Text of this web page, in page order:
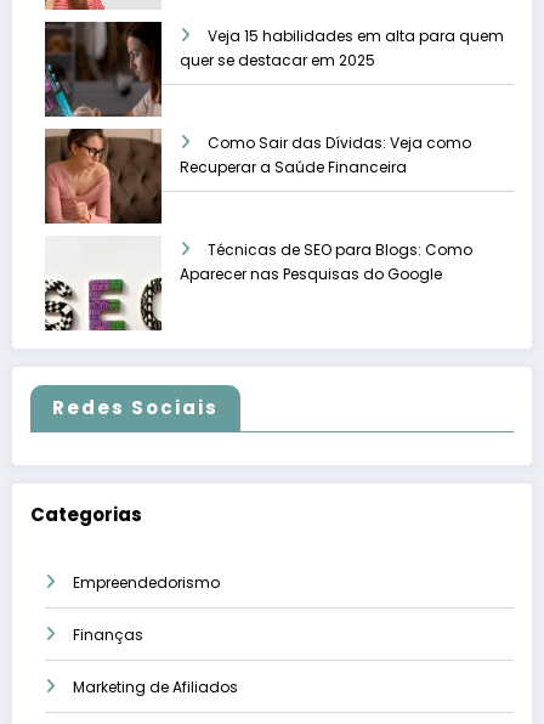
Veja 15 habilidades em alta para quem
quer se destacar em 2025
Como Sair das Dívidas: Veja como
Recuperar a Saúde Financeira
Técnicas de SEO para Blogs: Como
Aparecer nas Pesquisas do Google
Redes Sociais
Categorias
Empreendedorismo
Finanças
Marketing de Afiliados